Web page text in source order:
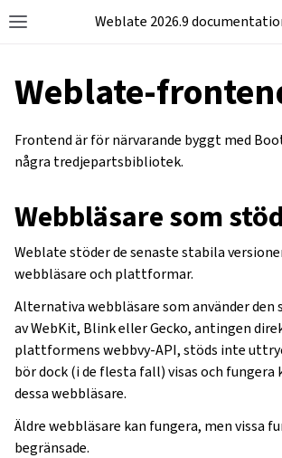
Weblate 2026.9
Weblate-
Frontend är för närvarande byggt med
några tredjepartsbibliotek.
Webbläsare som
Weblate stöder de senaste stabila
webbläsare och plattformar.
Alternativa webbläsare som använder den
av WebKit, Blink eller Gecko, antingen
plattformens webbvy-API, stöds inte
bör dock (i de flesta fall) visas och fungera
dessa webbläsare.
Äldre webbläsare kan fungera, men vissa
begränsade.